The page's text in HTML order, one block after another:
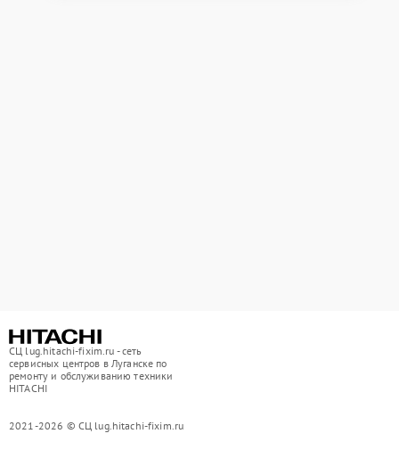
СЦ lug.hitachi-fixim.ru - сеть
сервисных центров в Луганске по
ремонту и обслуживанию техники
HITACHI
2021-2026 © СЦ lug.hitachi-fixim.ru